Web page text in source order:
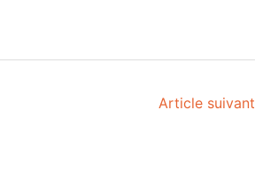
Article suivant